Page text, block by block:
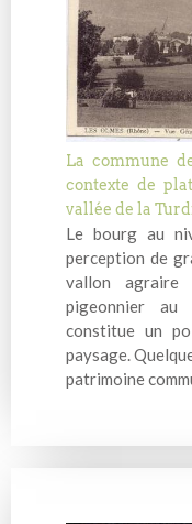
La commune
contexte de
vallée de la
Le bourg au
perception de
vallon
pigeonnier au
constitue un
paysage.
patrimoine